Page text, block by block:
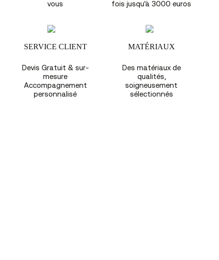
vous
fois jusqu'à 3000 euros
SERVICE CLIENT
Devis Gratuit & sur-
mesure
Accompagnement
personnalisé
MATÉRIAUX
Des matériaux de
qualités,
soigneusement
sélectionnés